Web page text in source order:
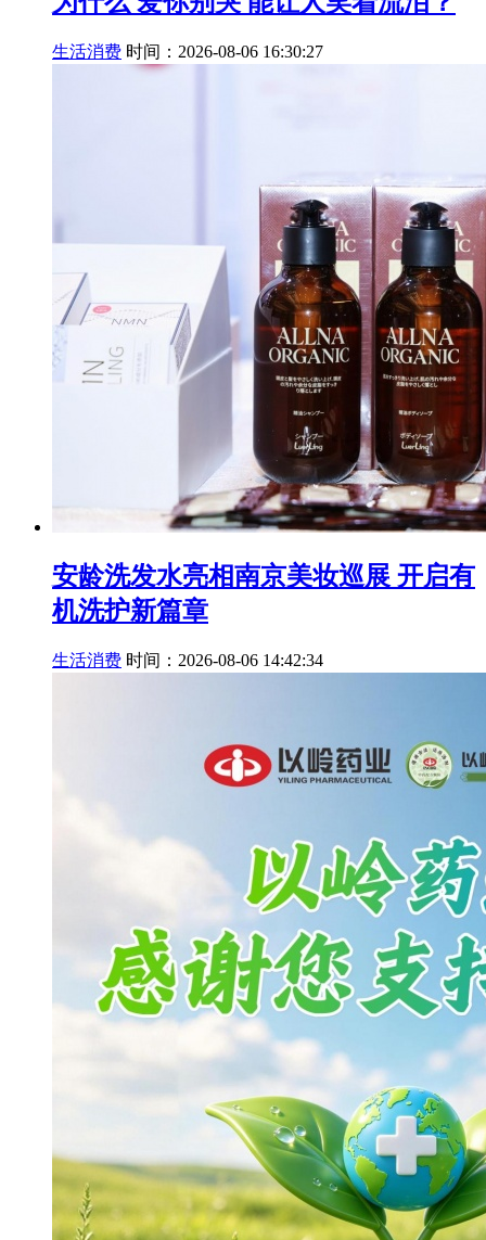
生活消费 时间：2026-08-06 16:30:27
安龄洗发水亮相南京美妆巡展 开启有
机洗护新篇章
生活消费 时间：2026-08-06 14:42:34